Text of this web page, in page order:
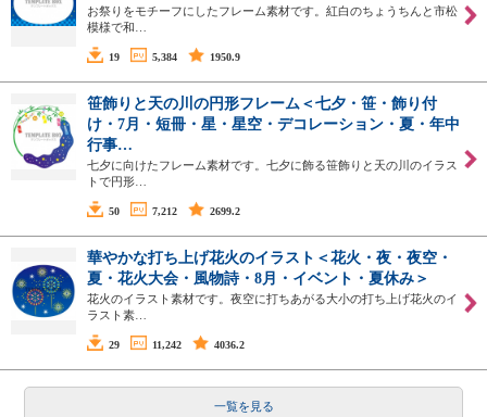
お祭りをモチーフにしたフレーム素材です。紅白のちょうちんと市松
模様で和…
19 5,384 1950.9
笹飾りと天の川の円形フレーム＜七夕・笹・飾り付
け・7月・短冊・星・星空・デコレーション・夏・年中
行事…
七夕に向けたフレーム素材です。七夕に飾る笹飾りと天の川のイラス
トで円形…
50 7,212 2699.2
華やかな打ち上げ花火のイラスト＜花火・夜・夜空・
夏・花火大会・風物詩・8月・イベント・夏休み＞
花火のイラスト素材です。夜空に打ちあがる大小の打ち上げ花火のイ
ラスト素…
29 11,242 4036.2
一覧を見る